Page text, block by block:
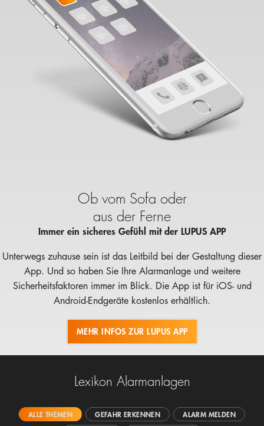
LUPUSEC XT1
LUPUSEC XT2
Ob vom Sofa oder
aus der Ferne
Immer ein sicheres Gefühl mit der LUPUS APP
Unterwegs zuhause sein ist das Leitbild bei der Gestaltung dieser
App. Und so haben Sie Ihre Alarmanlage und weitere
Sicherheitsfaktoren immer im Blick. Die App ist für iOS- und
Android-Endgeräte kostenlos erhältlich.
MEHR INFOS ZUR LUPUS APP
Lexikon Alarmanlagen
ALLE THEMEN GEFAHR ERKENNEN
ALARM MELDEN